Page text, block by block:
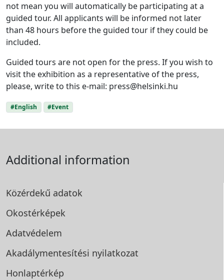
not mean you will automatically be participating at a
guided tour. All applicants will be informed not later
than 48 hours before the guided tour if they could be
included.
Guided tours are not open for the press. If you wish to
visit the exhibition as a representative of the press,
please, write to this e-mail: press@helsinki.hu
#English #Event
Additional information
Közérdekű adatok
Okostérképek
Adatvédelem
Akadálymentesítési nyilatkozat
Honlaptérkép